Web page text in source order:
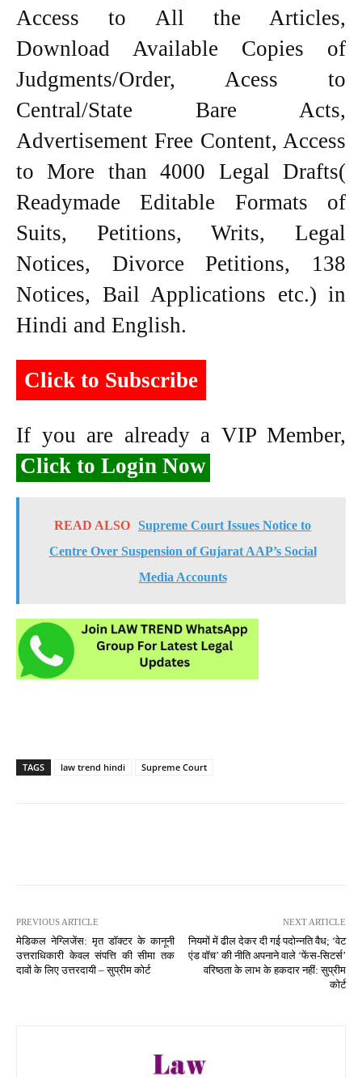
Access to All the Articles,
Download Available Copies of
Judgments/Order, Acess to
Central/State Bare Acts,
Advertisement Free Content, Access
to More than 4000 Legal Drafts(
Readymade Editable Formats of
Suits, Petitions, Writs, Legal
Notices, Divorce Petitions, 138
Notices, Bail Applications etc.) in
Hindi and English.
Click to Subscribe
If you are already a VIP Member,
Click to Login Now
READ ALSO Supreme Court Issues Notice to
Centre Over Suspension of Gujarat AAP’s Social
Media Accounts
TAGS law trend hindi Supreme Court
PREVIOUS ARTICLE
मेडिकल नेग्लिजेंस: मृत डॉक्टर के कानूनी
उत्तराधिकारी केवल संपत्ति की सीमा तक
दावों के लिए उत्तरदायी – सुप्रीम कोर्ट
NEXT ARTICLE
नियमों में ढील देकर दी गई पदोन्नति वैध; ‘वेट
एंड वॉच’ की नीति अपनाने वाले ‘फेंस-सिटर्स’
वरिष्ठता के लाभ के हकदार नहीं: सुप्रीम
कोर्ट